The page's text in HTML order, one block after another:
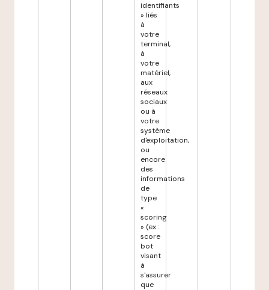
identifiants
» liés
à
votre
terminal,
à
votre
matériel,
aux
réseaux
sociaux
ou à
votre
système
d'exploitation,
ou
encore
des
informations
de
type
«
scoring
» (ex :
score
bot
visant
à
s'assurer
que